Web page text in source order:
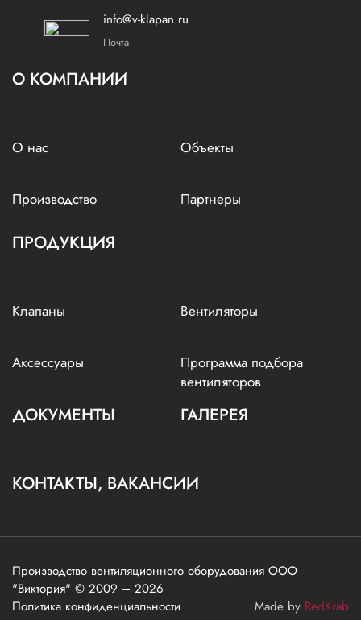
info@v-klapan.ru
Почта
О КОМПАНИИ
О нас Объекты
Производство Партнеры
ПРОДУКЦИЯ
Клапаны Вентиляторы
Аксессуары
Программа подбора
вентиляторов
ДОКУМЕНТЫ ГАЛЕРЕЯ
КОНТАКТЫ, ВАКАНСИИ
Производство вентиляционного оборудования ООО
"Виктория" © 2009 – 2026
Политика конфиденциальности
Made by RedKrab